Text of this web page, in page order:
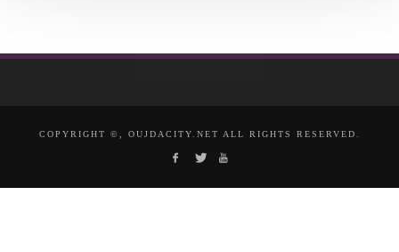
COPYRIGHT ©, OUJDACITY.NET ALL RIGHTS RESERVED.